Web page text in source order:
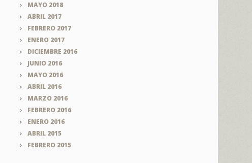
MAYO 2018
ABRIL 2017
FEBRERO 2017
ENERO 2017
DICIEMBRE 2016
JUNIO 2016
MAYO 2016
ABRIL 2016
MARZO 2016
FEBRERO 2016
ENERO 2016
ABRIL 2015
FEBRERO 2015